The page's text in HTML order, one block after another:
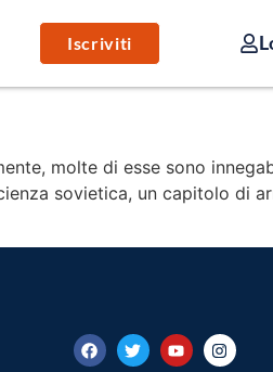
Iscriviti
molte di esse sono
sovietica, un capitolo di